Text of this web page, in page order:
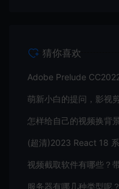
猜你喜欢
服务器有哪几种类型呢？